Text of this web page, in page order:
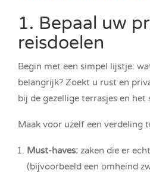
1. Bepaal uw
reisdoelen
Begin met een simpel lijstje:
belangrijk? Zoekt u rust en
bij de gezellige terrasjes en
Maak voor uzelf een verdeling
Must-haves: zaken die er
(bijvoorbeeld een omheind